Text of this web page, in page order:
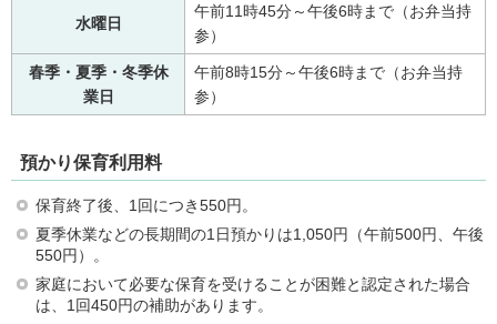
水曜日
午前11時45分～午後6時まで（お弁当持
参）
春季・夏季・冬季休
業日
午前8時15分～午後6時まで（お弁当持
参）
預かり保育利用料
保育終了後、1回につき550円。
夏季休業などの長期間の1日預かりは1,050円（午前500円、午後
550円）。
家庭において必要な保育を受けることが困難と認定された場合
は、1回450円の補助があります。